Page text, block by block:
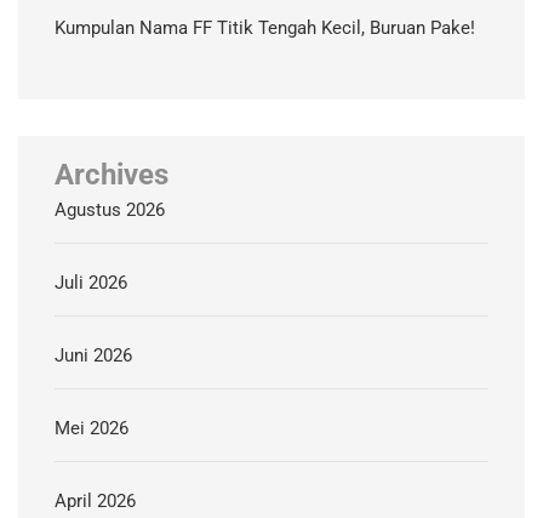
Kumpulan Nama FF Titik Tengah Kecil, Buruan Pake!
Archives
Agustus 2026
Juli 2026
Juni 2026
Mei 2026
April 2026